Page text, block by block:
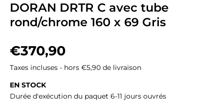
DORAN DRTR C avec tube
rond/chrome 160 x 69 Gris
Prix habituel
€370,90
Taxes incluses - hors €5,90 de livraison
EN STOCK
Durée d'exécution du paquet 6-11 jours ouvrés